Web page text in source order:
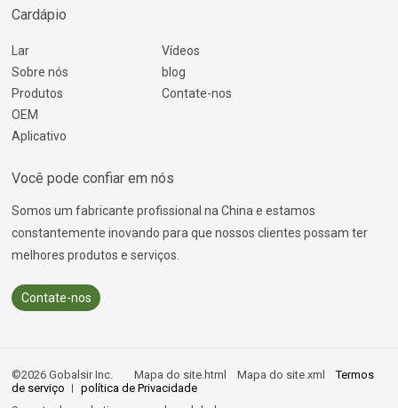
Cardápio
Lar
Sobre nós
Produtos
OEM
Aplicativo
Vídeos
blog
Contate-nos
Você pode confiar em nós
Somos um fabricante profissional na China e estamos
constantemente inovando para que nossos clientes possam ter
melhores produtos e serviços.
Contate-nos
©2026 Gobalsir Inc.Mapa do site.html Mapa do site.xml
Termos
de serviço
política de Privacidade